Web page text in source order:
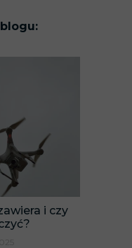
i czy